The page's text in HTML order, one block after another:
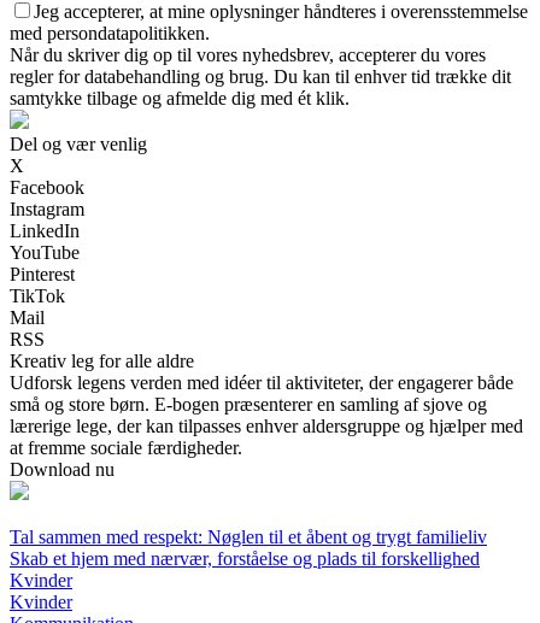
Jeg accepterer, at mine oplysninger håndteres i overensstemmelse
med persondatapolitikken.
Når du skriver dig op til vores nyhedsbrev, accepterer du vores
regler for databehandling og brug. Du kan til enhver tid trække dit
samtykke tilbage og afmelde dig med ét klik.
Del og vær venlig
X
Facebook
Instagram
LinkedIn
YouTube
Pinterest
TikTok
Mail
RSS
Kreativ leg for alle aldre
Udforsk legens verden med idéer til aktiviteter, der engagerer både
små og store børn. E-bogen præsenterer en samling af sjove og
lærerige lege, der kan tilpasses enhver aldersgruppe og hjælper med
at fremme sociale færdigheder.
Download nu
Tal sammen med respekt: Nøglen til et åbent og trygt familieliv
Skab et hjem med nærvær, forståelse og plads til forskellighed
Kvinder
Kvinder